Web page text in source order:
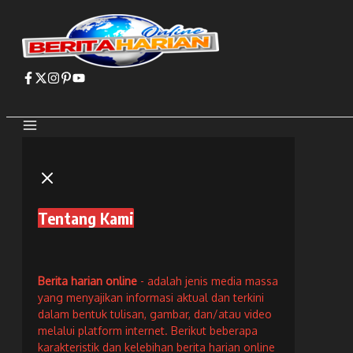
konten
Tentang Kami
Berita harian online - adalah jenis media massa
yang menyajikan informasi aktual dan terkini
dalam bentuk tulisan, gambar, dan/atau video
melalui platform internet. Berikut beberapa
karakteristik dan kelebihan berita harian online